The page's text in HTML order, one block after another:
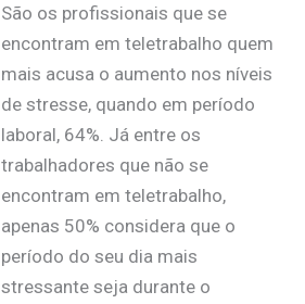
São os profissionais que se
encontram em teletrabalho quem
mais acusa o aumento nos níveis
de stresse, quando em período
laboral, 64%. Já entre os
trabalhadores que não se
encontram em teletrabalho,
apenas 50% considera que o
período do seu dia mais
stressante seja durante o